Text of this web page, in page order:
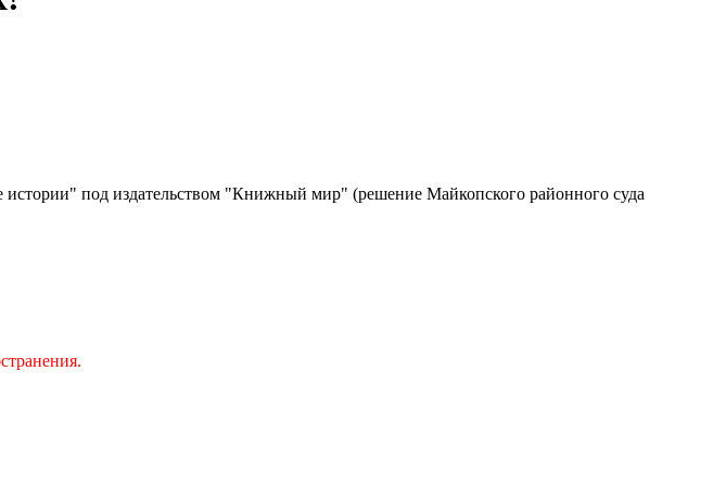
под издательством "Книжный мир" (решение Майкопского районного суда